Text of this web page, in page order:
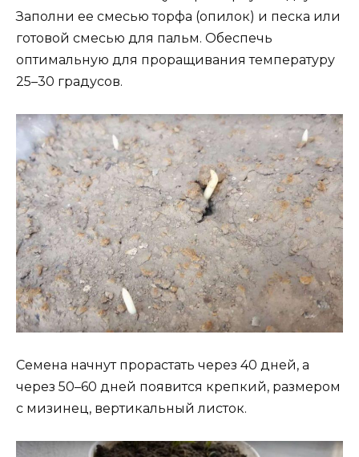
Заполни ее смесью торфа (опилок) и песка или
готовой смесью для пальм. Обеспечь
оптимальную для проращивания температуру
25–30 градусов.
Семена начнут прорастать через 40 дней, а
через 50–60 дней появится крепкий, размером
с мизинец, вертикальный листок.